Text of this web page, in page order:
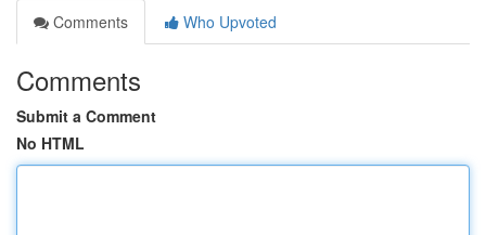
Comments
Who Upvoted
Comments
Submit a Comment
No HTML